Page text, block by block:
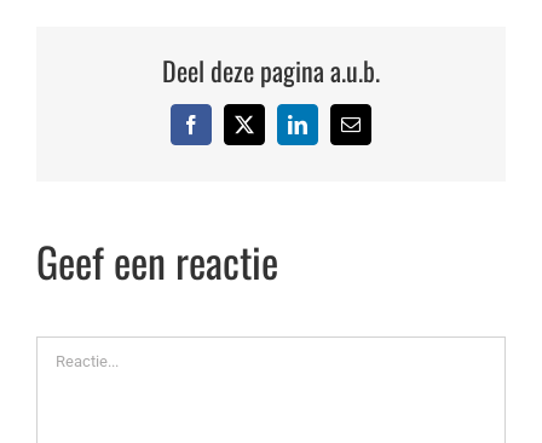
Deel deze pagina a.u.b.
Facebook
X LinkedIn
E-
mail
Geef een reactie
Reactie